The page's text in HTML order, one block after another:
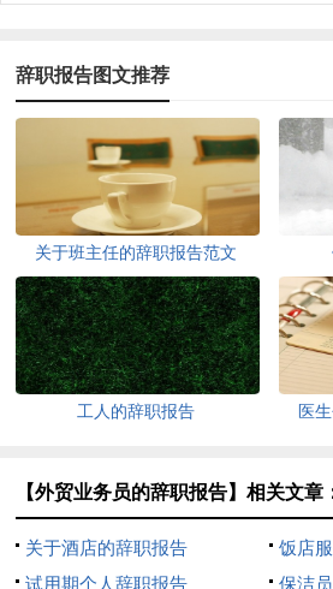
辞职报告图文推荐
关于班主任的辞职报告范文
工人的辞职报告 医
【外贸业务员的辞职报告】相关文章
关于酒店的辞职报告
饭店
试用期个人辞职报告
保洁